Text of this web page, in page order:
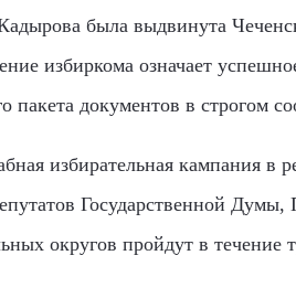
была выдвинута
избиркома означает
пакета документов в строгом
избирательная кампания в
Государственной
округов пройдут в течение